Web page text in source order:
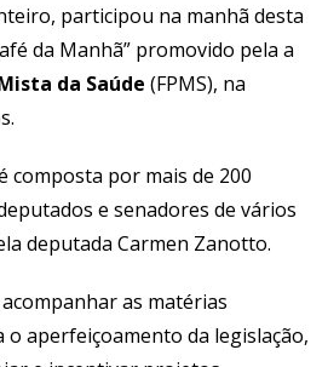
participou na manhã desta
da Manhã” promovido pela a
da Saúde (FPMS), na
composta por mais de 200
e senadores de vários
deputada Carmen Zanotto.
as matérias
aperfeiçoamento da legislação,